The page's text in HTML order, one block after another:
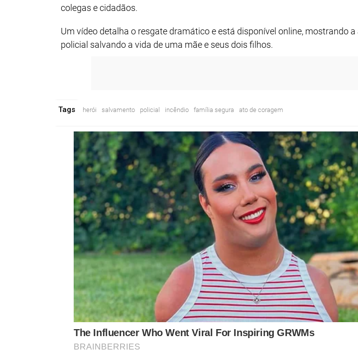
colegas e cidadãos.
Um vídeo detalha o resgate dramático e está disponível online, mostrando
policial salvando a vida de uma mãe e seus dois filhos.
Tags herói salvamento policial incêndio família segura ato de coragem